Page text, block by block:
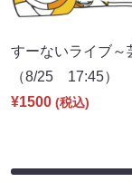
すーないライブ～
（8/25 17:45）
¥1500 (税込)